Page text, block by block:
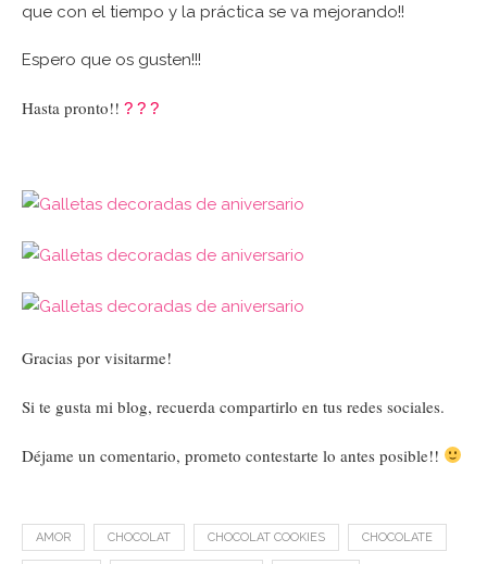
que con el tiempo y la práctica se va mejorando!!
Espero que os gusten!!!
Hasta pronto!! ? ? ?
Gracias por visitarme!
Si te gusta mi blog, recuerda compartirlo en tus redes sociales.
Déjame un comentario, prometo contestarte lo antes posible!!
AMOR CHOCOLAT CHOCOLAT COOKIES CHOCOLATE